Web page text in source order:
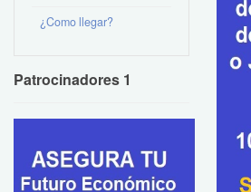
¿Como llegar?
Patrocinadores 1